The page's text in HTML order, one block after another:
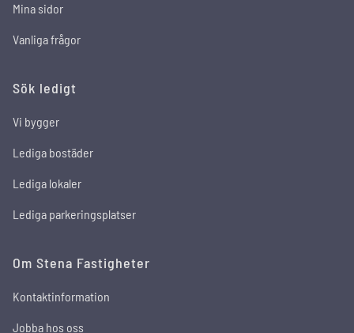
Mina sidor
Vanliga frågor
Sök ledigt
Vi bygger
Lediga bostäder
Lediga lokaler
Lediga parkeringsplatser
Om Stena Fastigheter
Kontaktinformation
Jobba hos oss